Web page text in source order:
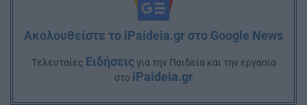
Ακολουθείστε το iPaideia.gr στο Google News
Tελευταίες Ειδήσειςγια την Παιδεία και την εργασία
στο iPaideia.gr